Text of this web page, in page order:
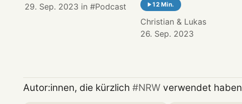
29. Sep. 2023 in Podcast 12 Min.
Christian & Lukas
26. Sep. 2023
Autor:innen, die kürzlich NRWverwendet haben